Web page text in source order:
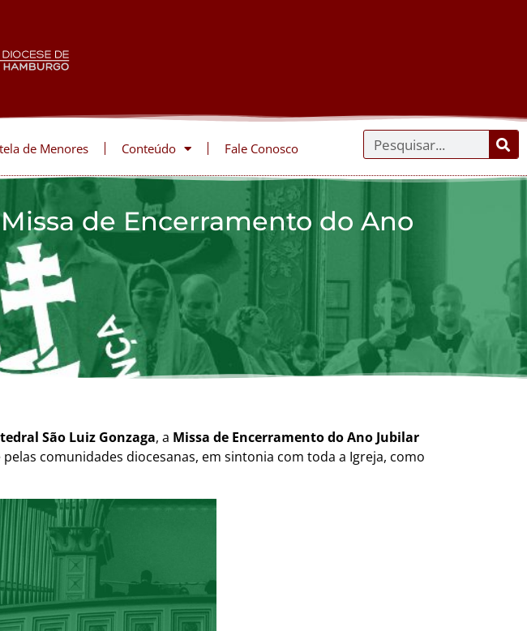
de Menores Conteúdo Fale Conosco
de Encerramento do Ano
São Luiz Gonzaga, a Missa de Encerramento do Ano Jubilar
comunidades diocesanas, em sintonia com toda a Igreja, como